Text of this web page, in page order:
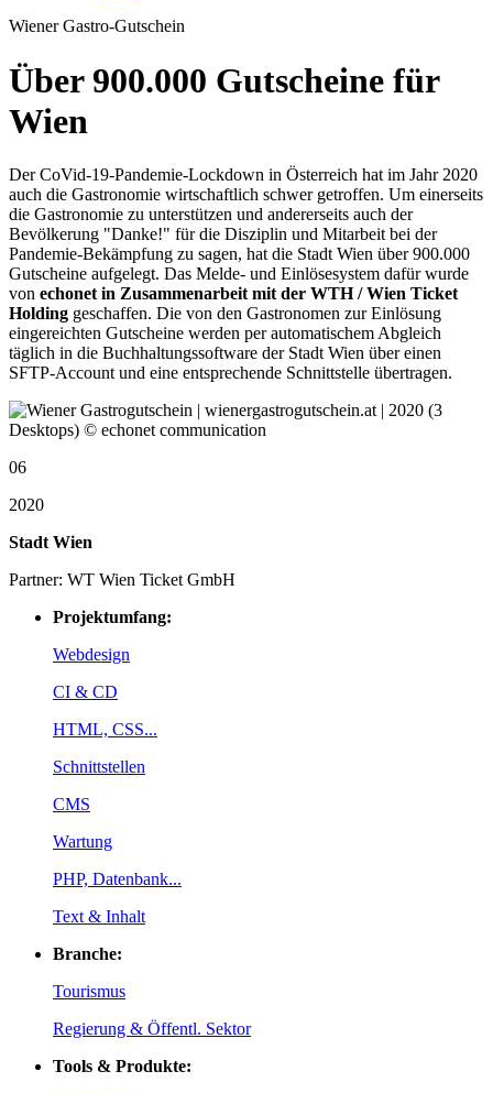
Wiener Gastro-Gutschein
Über 900.000 Gutscheine für
Wien
Der CoVid-19-Pandemie-Lockdown in Österreich hat im Jahr 2020
auch die Gastronomie wirtschaftlich schwer getroffen. Um einerseits
die Gastronomie zu unterstützen und andererseits auch der
Bevölkerung "Danke!" für die Disziplin und Mitarbeit bei der
Pandemie-Bekämpfung zu sagen, hat die Stadt Wien über 900.000
Gutscheine aufgelegt. Das Melde- und Einlösesystem dafür wurde
von echonet in Zusammenarbeit mit der WTH / Wien Ticket
Holding geschaffen. Die von den Gastronomen zur Einlösung
eingereichten Gutscheine werden per automatischem Abgleich
täglich in die Buchhaltungssoftware der Stadt Wien über einen
SFTP-Account und eine entsprechende Schnittstelle übertragen.
06
2020
Stadt Wien
Partner: WT Wien Ticket GmbH
Projektumfang:
Webdesign
CI & CD
HTML, CSS...
Schnittstellen
CMS
Wartung
PHP, Datenbank...
Text & Inhalt
Branche:
Tourismus
Regierung & Öffentl. Sektor
Tools & Produkte: